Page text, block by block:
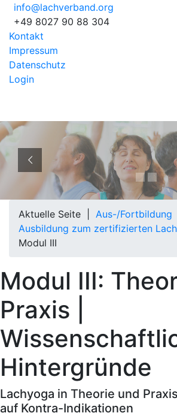
info@lachverband.org
+49 8027 90 88 304
Kontakt
Impressum
Datenschutz
Login
EUROPÄISCHER
Aktuelle Seite | Aus-/Fortbildung
Ausbildung zum zertifizierten
Modul III
Modul III:
Praxis |
Hintergründe
Lachyoga in Theorie und
auf Kontra-Indikationen